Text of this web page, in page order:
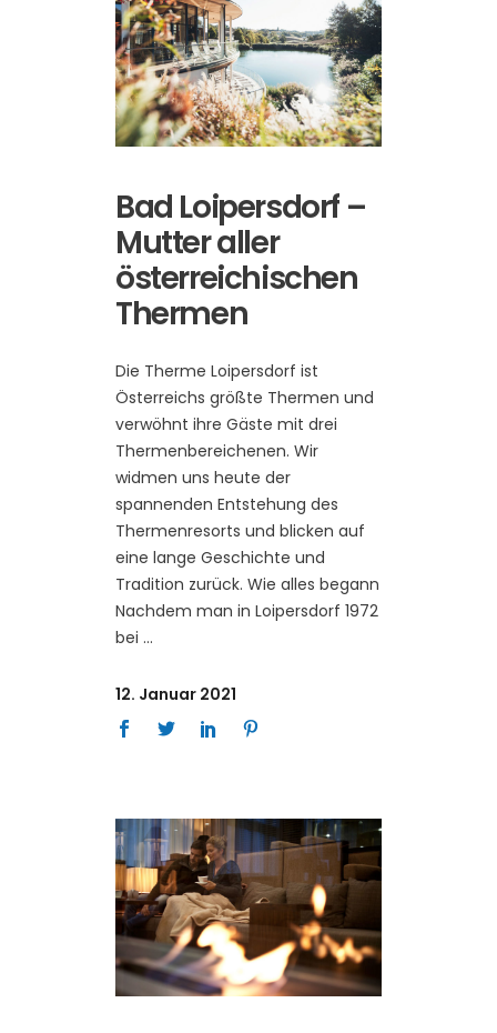
Bad Loipersdorf –
Mutter aller
österreichischen
Thermen
Die Therme Loipersdorf ist
Österreichs größte Thermen und
verwöhnt ihre Gäste mit drei
Thermenbereichenen. Wir
widmen uns heute der
spannenden Entstehung des
Thermenresorts und blicken auf
eine lange Geschichte und
Tradition zurück. Wie alles begann
Nachdem man in Loipersdorf 1972
bei
12. Januar 2021